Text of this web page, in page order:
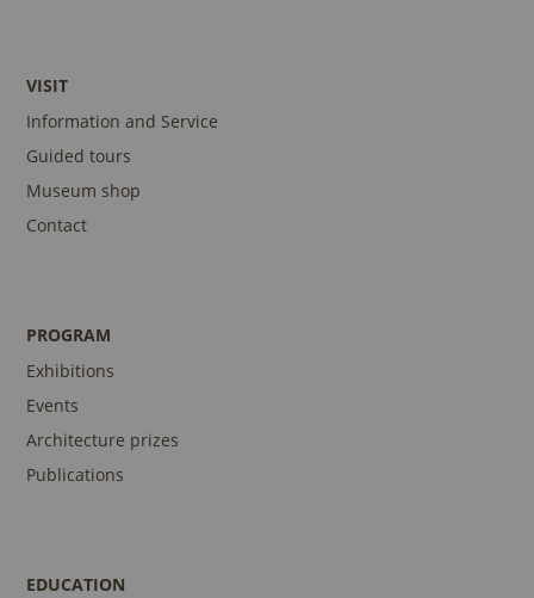
VISIT
Information and Service
Guided tours
Museum shop
Contact
PROGRAM
Exhibitions
Events
Architecture prizes
Publications
EDUCATION